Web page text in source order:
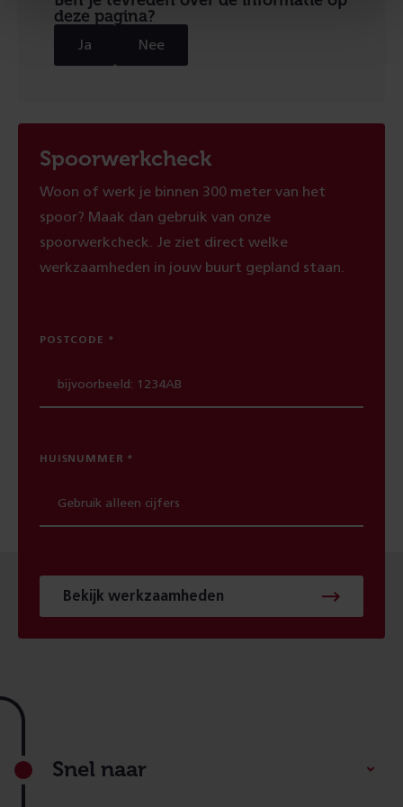
deze pagina?
Ja Nee
Spoorwerkcheck
Woon of werk je binnen 300 meter van het
spoor? Maak dan gebruik van onze
spoorwerkcheck. Je ziet direct welke
werkzaamheden in jouw buurt gepland staan.
POSTCODE
HUISNUMMER
Bekijk werkzaamheden
Footer
Snel naar